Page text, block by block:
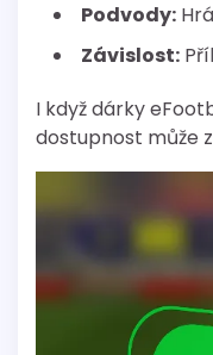
Podvody:
Závislost:
I když dárky
dostupnost může